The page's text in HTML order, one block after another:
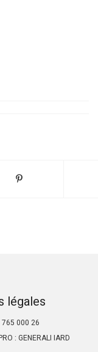
légales
765 000 26
: GENERALI IARD